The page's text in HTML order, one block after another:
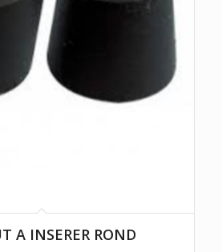
A INSERER ROND